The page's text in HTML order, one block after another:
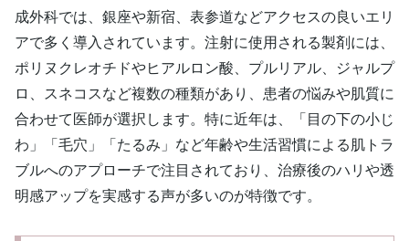
成外科では、銀座や新宿、表参道などアクセスの良いエリ
アで多く導入されています。注射に使用される製剤には、
ポリヌクレオチドやヒアルロン酸、プルリアル、ジャルプ
ロ、スネコスなど複数の種類があり、患者の悩みや肌質に
合わせて医師が選択します。特に近年は、「目の下の小じ
わ」「毛穴」「たるみ」など年齢や生活習慣による肌トラ
ブルへのアプローチで注目されており、治療後のハリや透
明感アップを実感する声が多いのが特徴です。